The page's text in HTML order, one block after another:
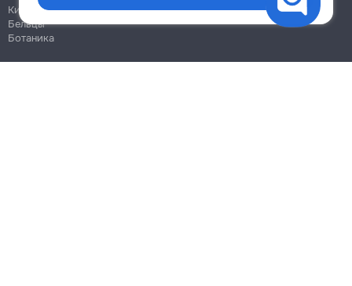
Кишинёв
Бельцы
Ботаника